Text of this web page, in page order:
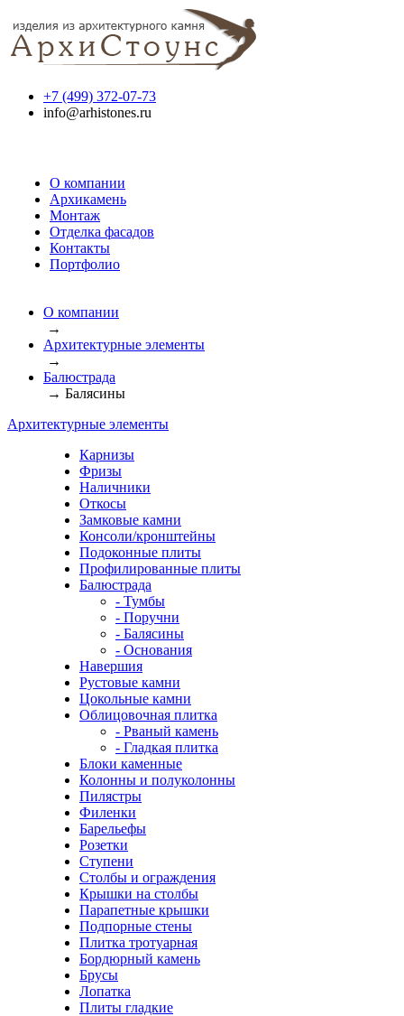
+7 (499) 372-07-73
info@arhistones.ru
О компании
Архикамень
Монтаж
Отделка фасадов
Контакты
Портфолио
О компании
→
Архитектурные элементы
→
Балюстрада
→ Балясины
Архитектурные элементы
Карнизы
Фризы
Наличники
Откосы
Замковые камни
Консоли/кронштейны
Подоконные плиты
Профилированные плиты
Балюстрада
- Тумбы
- Поручни
- Балясины
- Основания
Навершия
Рустовые камни
Цокольные камни
Облицовочная плитка
- Рваный камень
- Гладкая плитка
Блоки каменные
Колонны и полуколонны
Пилястры
Филенки
Барельефы
Розетки
Ступени
Столбы и ограждения
Крышки на столбы
Парапетные крышки
Подпорные стены
Плитка тротуарная
Бордюрный камень
Брусы
Лопатка
Плиты гладкие